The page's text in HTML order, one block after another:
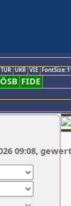
TUR UKR VIE
ÖSB FIDE
09:08,